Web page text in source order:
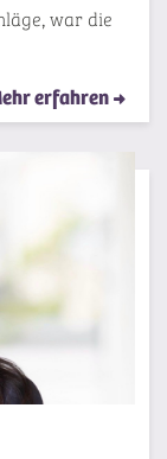
war die
erfahren